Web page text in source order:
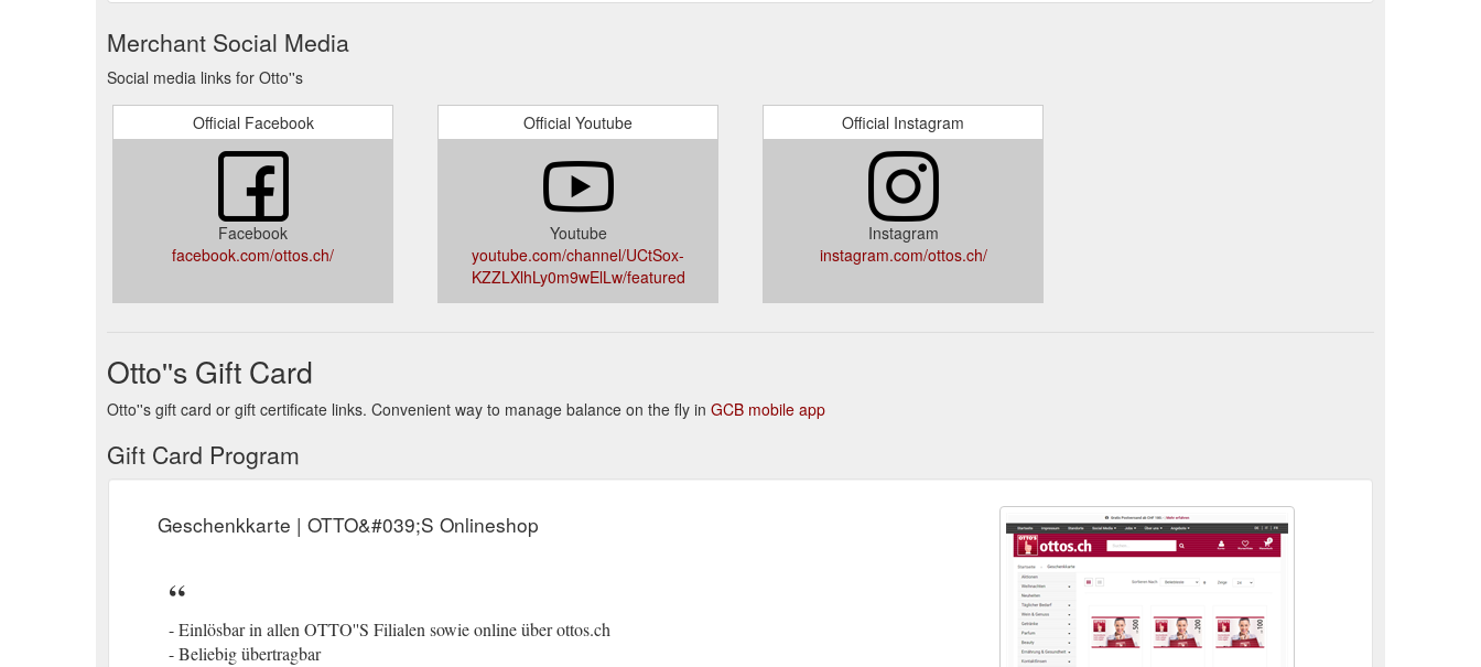
Merchant Social Media
Social media links for Otto''s
Official Facebook
Facebook
facebook.com/ottos.ch/
Official Youtube
Youtube
youtube.com/channel/UCtSox-
KZZLXlhLy0m9wElLw/featured
Official Instagram
Instagram
instagram.com/ottos.ch/
Otto''s Gift Card
Otto''s gift card or gift certificate links. Convenient way to manage balance on the fly in GCB mobile app
Gift Card Program
Geschenkkarte | OTTO&#039;S Onlineshop
- Einlösbar in allen OTTO''S Filialen sowie online über ottos.ch
- Beliebig übertragbar